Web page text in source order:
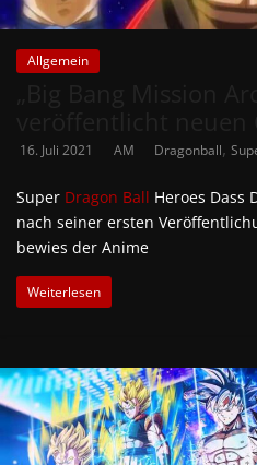
Allgemein
16. Juli 2021 AM Dragonball,
Super Dragon Ball Heroes Dass
nach seiner ersten
bewies der Anime
Weiterlesen